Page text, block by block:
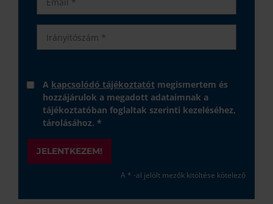
A kapcsolódó tájékoztatót megismertem és
hozzájárulok a megadott adataimnak a
tájékoztatóban foglaltak szerinti kezeléséhez,
tárolásához. *
JELENTKEZEM!
A * -al jelölt mezők kitöltése kötelező